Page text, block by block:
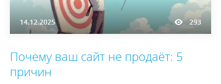
14.12.2025 293
Почему ваш сайт не продаёт: 5
причин